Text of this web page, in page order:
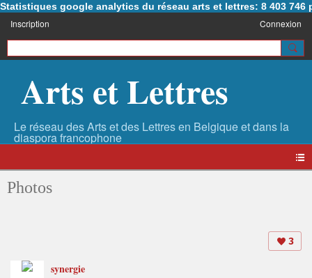
Statistiques google analytics du réseau arts et lettres: 8 403 746
Inscription Connexion
Arts et Lettres
Photos
3
synergie